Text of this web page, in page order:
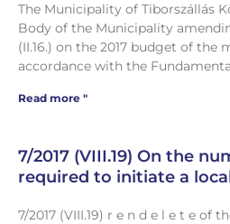
The Municipality of Tiborszállás
Body of the Municipality
(II.16.) on the 2017 budget of the
accordance with the
Read more "
7/2017 (VIII.19) On the
required to initiate a
7/2017 (VIII.19) r e n d e l e t e of